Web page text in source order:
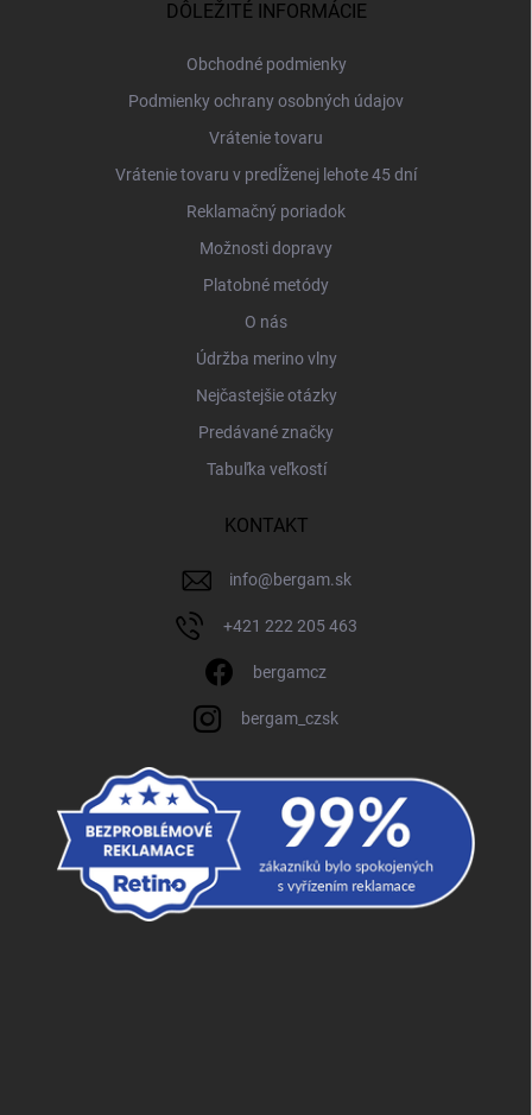
DÔLEŽITÉ INFORMÁCIE
Obchodné podmienky
Podmienky ochrany osobných údajov
Vrátenie tovaru
Vrátenie tovaru v predĺženej lehote 45 dní
Reklamačný poriadok
Možnosti dopravy
Platobné metódy
O nás
Údržba merino vlny
Nejčastejšie otázky
Predávané značky
Tabuľka veľkostí
KONTAKT
info@bergam.sk
+421 222 205 463
bergamcz
bergam_czsk